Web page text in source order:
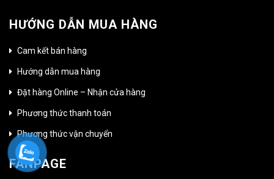
HƯỚNG DẪN MUA HÀNG
Cam kết bán hàng
Hướng dẫn mua hàng
Đặt hàng Online – Nhận cửa hàng
Phương thức thanh toán
Phương thức vận chuyển
FANPAGE